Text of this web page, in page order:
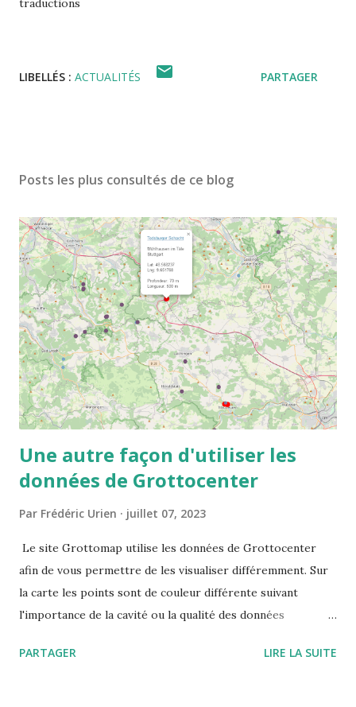
traductions
LIBELLÉS : ACTUALITÉS PARTAGER
Posts les plus consultés de ce blog
Une autre façon d'utiliser les
données de Grottocenter
Par Frédéric Urien juillet 07, 2023
Le site Grottomap utilise les données de Grottocenter
afin de vous permettre de les visualiser différemment. Sur
la carte les points sont de couleur différente suivant
l'importance de la cavité ou la qualité des données
détaillées mais également les cavités à proximité ou des
PARTAGER LIRE LA SUITE